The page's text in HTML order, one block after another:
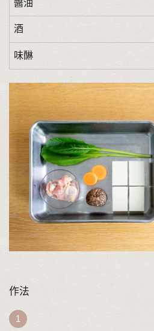
醬油
酒
味醂
作法